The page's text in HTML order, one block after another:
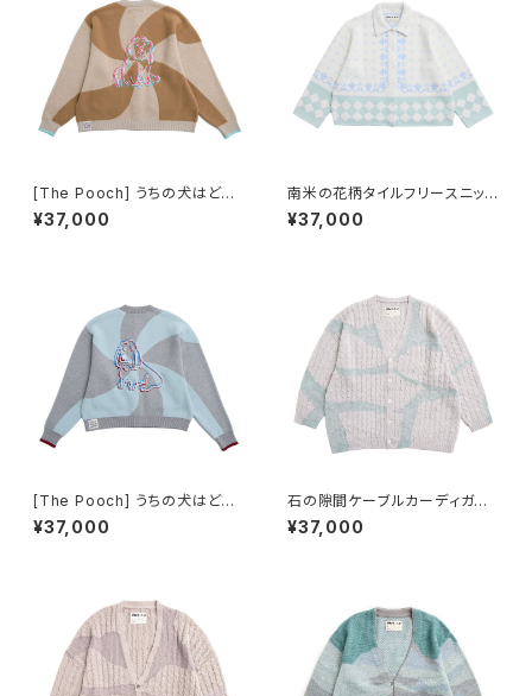
[The Pooch] うちの犬はど
こ？マルチーズカーディガン ベ
ージュ
¥37,000
南米の花柄タイルフリースニット
カーディガン
¥37,000
[The Pooch] うちの犬はど
こ？ダックスフントカーディガン
ブルー
¥37,000
石の隙間ケーブルカーディガン
ミント
¥37,000